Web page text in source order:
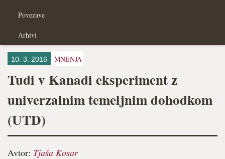
Povezave
Arhivi
10. 3. 2016 MNENJA
Tudi v Kanadi eksperiment z
univerzalnim temeljnim dohodkom
(UTD)
Avtor: Tjaša Kosar